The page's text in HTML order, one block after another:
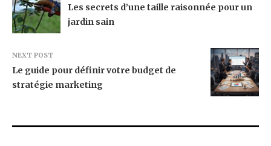
Les secrets d’une taille raisonnée pour un
jardin sain
NEXT POST
Le guide pour définir votre budget de
stratégie marketing